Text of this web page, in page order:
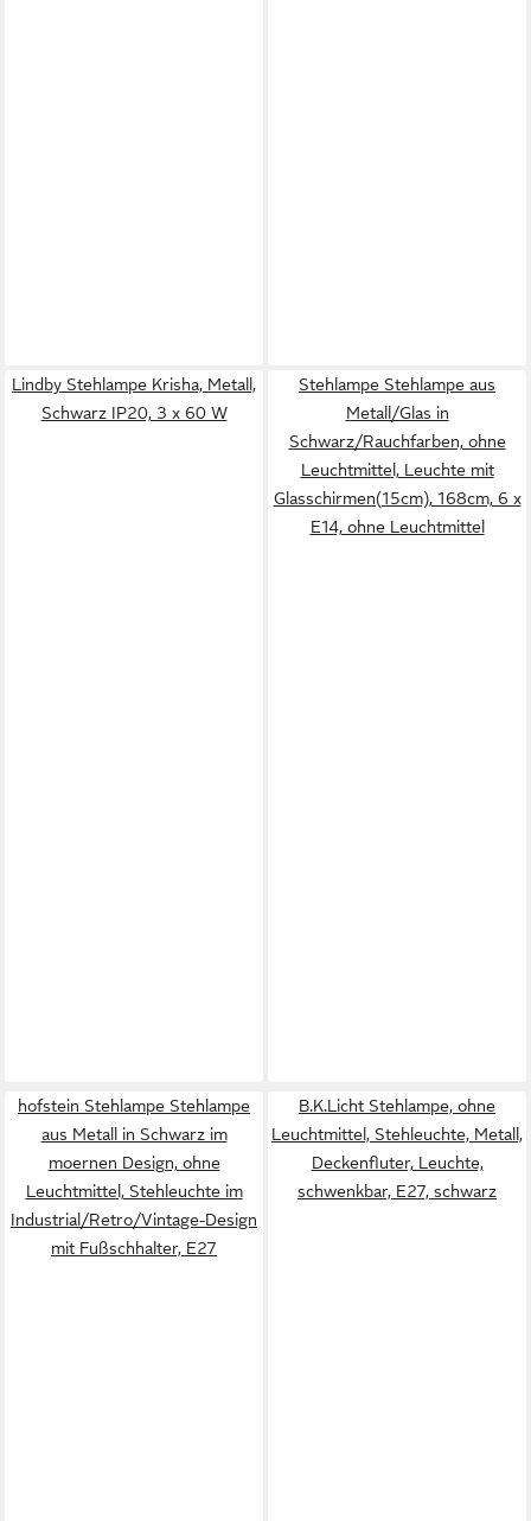
Lindby Stehlampe Krisha, Metall,
Schwarz IP20, 3 x 60 W
Stehlampe Stehlampe aus
Metall/Glas in
Schwarz/Rauchfarben, ohne
Leuchtmittel, Leuchte mit
Glasschirmen(15cm), 168cm, 6 x
E14, ohne Leuchtmittel
hofstein Stehlampe Stehlampe
aus Metall in Schwarz im
moernen Design, ohne
Leuchtmittel, Stehleuchte im
Industrial/Retro/Vintage-Design
mit Fußschhalter, E27
B.K.Licht Stehlampe, ohne
Leuchtmittel, Stehleuchte, Metall,
Deckenfluter, Leuchte,
schwenkbar, E27, schwarz